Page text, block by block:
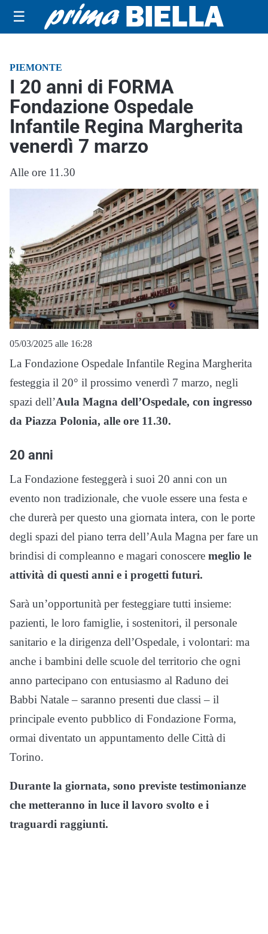
☰
PIEMONTE
I 20 anni di FORMA
Fondazione Ospedale
Infantile Regina Margherita
venerdì 7 marzo
Alle ore 11.30
05/03/2025 alle 16:28
La Fondazione Ospedale Infantile Regina Margherita
festeggia il 20° il prossimo venerdì 7 marzo, negli
spazi dell’Aula Magna dell’Ospedale, con ingresso
da Piazza Polonia, alle ore 11.30.
20 anni
La Fondazione festeggerà i suoi 20 anni con un
evento non tradizionale, che vuole essere una festa e
che durerà per questo una giornata intera, con le porte
degli spazi del piano terra dell’Aula Magna per fare un
brindisi di compleanno e magari conoscere meglio le
attività di questi anni e i progetti futuri.
Sarà un’opportunità per festeggiare tutti insieme:
pazienti, le loro famiglie, i sostenitori, il personale
sanitario e la dirigenza dell’Ospedale, i volontari: ma
anche i bambini delle scuole del territorio che ogni
anno partecipano con entusiasmo al Raduno dei
Babbi Natale – saranno presenti due classi – il
principale evento pubblico di Fondazione Forma,
ormai diventato un appuntamento delle Città di
Torino.
Durante la giornata, sono previste testimonianze
che metteranno in luce il lavoro svolto e i
traguardi raggiunti.